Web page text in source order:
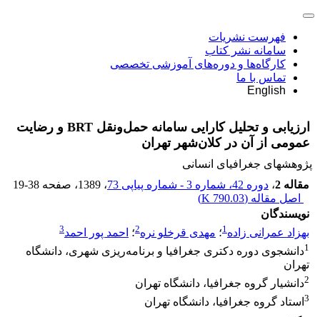
فهرست نشریات
سامانه نشر کتاب
کارگاه‌ها و دوره‌های آموزشی تخصصی
تماس با ما
English
ارزیابی و تحلیل کارایی سامانه حمل‌ونقل BRT و رضایت
عمومی از آن در کلان‌شهر تهران
پژوهشهای جغرافیای انسانی
مقاله 2
، دوره 42، شماره 3 - شماره پیاپی 73 ، 1389 ، صفحه 19-38
اصل مقاله (790.03 K
)
نویسندگان
بهزاد عمرانی زاده1؛ مهدی قرخلو نره2؛ احمد پور احمد3
1دانشجوی دوره دکتری جغرافیا و برنامه‌ریزی شهری، دانشگاه
تهران
2دانشیار گروه جغرافیا، دانشگاه تهران
3 استاد گروه جغرافیا، دانشگاه تهران